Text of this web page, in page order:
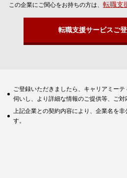
この企業にご関心をお持ちの方は、 転職支
転職支援サービスご登
ご登録いただきましたら、キャリアミー
伺いし、より詳細な情報のご提供等、ご対
上記企業との契約内容により、企業名を
す。